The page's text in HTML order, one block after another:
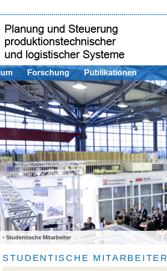
Forschung Publikationen
› Studentische Mitarbeiter
STUDENTISCHE MITARBEITER